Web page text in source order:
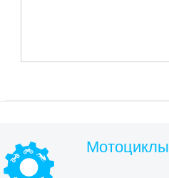
Мотоциклы